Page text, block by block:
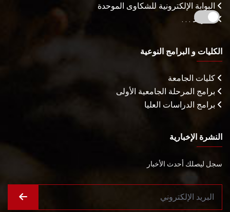
البوابة الإلكترونية للشكاوى الموحدة
المزيـد . . .
الكليات و البرامج النوعية
كليات الجامعة
برامج المرحلة الجامعية الأولى
برامج الدراسات العليا
النشرة الإخبارية
سجل ليصلك أحدث الأخبار